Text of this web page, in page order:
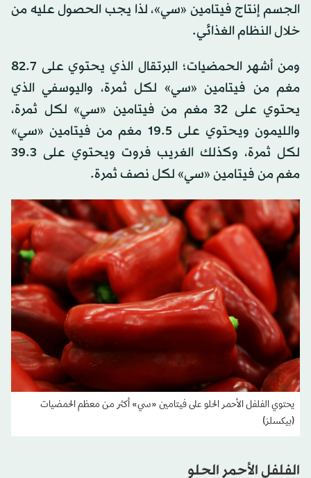
الجسم إنتاج فيتامين «سي»، لذا يجب الحصول عليه من
خلال النظام الغذائي.
ومن أشهر الحمضيات؛ البرتقال الذي يحتوي على 82.7
مغم من فيتامين «سي» لكل ثمرة، واليوسفي الذي
يحتوي على 32 مغم من فيتامين «سي» لكل ثمرة،
والليمون ويحتوي على 19.5 مغم من فيتامين «سي»
لكل ثمرة، وكذلك الغريب فروت ويحتوي على 39.3
مغم من فيتامين «سي» لكل نصف ثمرة.
يحتوي الفلفل الأحمر الحلو على فيتامين «سي» أكثر من معظم الحمضيات
(بيكسلز)
الفلفل الأحمر الحلو